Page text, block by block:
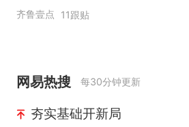
齐鲁壹点 11跟贴
网易热搜 每30分钟更新
夯实基础开新局